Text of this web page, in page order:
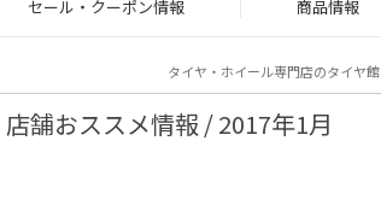
セール・クーポン情報 商品情報
タイヤ・ホイール専門店のタイヤ館
店舗おススメ情報 / 2017年1月